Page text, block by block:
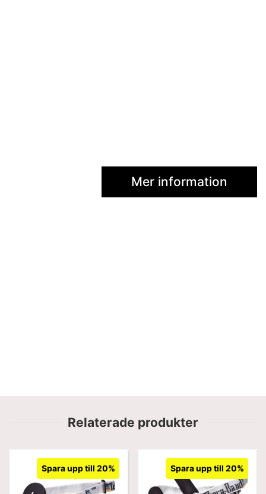
Mer information
Relaterade produkter
Spara upp till 20% Spara upp till 20%